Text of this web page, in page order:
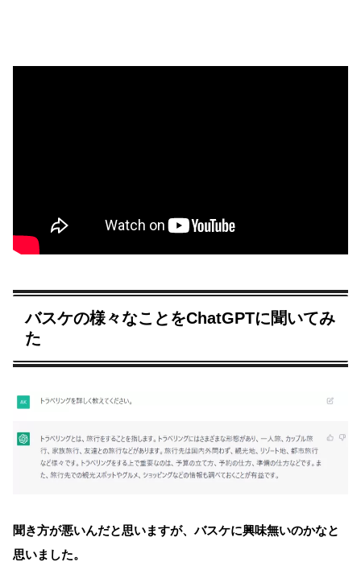
バスケの様々なことをChatGPTに聞いてみ
た
聞き方が悪いんだと思いますが、バスケに興味無いのかなと
思いました。